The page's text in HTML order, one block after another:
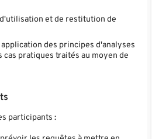
et de restitution de
des principes d'analyses
cas pratiques traités au moyen de
participants :